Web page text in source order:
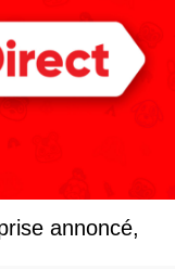
annoncé,